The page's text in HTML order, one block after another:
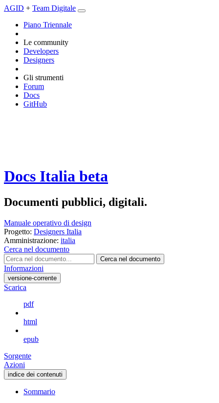
AGID + Team Digitale
Piano Triennale
Le community
Developers
Designers
Gli strumenti
Forum
Docs
GitHub
Docs Italia beta
Documenti pubblici, digitali.
Manuale operativo di design
Progetto: Designers Italia
Amministrazione: italia
Cerca nel documento
Cerca nel documento
Informazioni
versione-corrente
Scarica
pdf
html
epub
Sorgente
Azioni
indice dei contenuti
Sommario